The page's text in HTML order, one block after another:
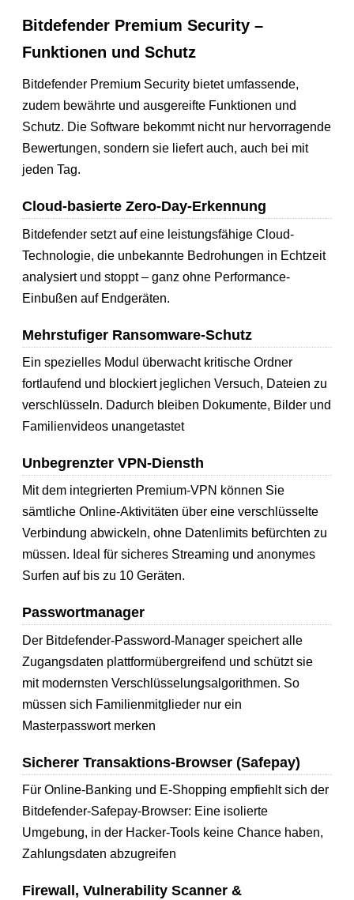
Bitdefender Premium Security –
Funktionen und Schutz
Bitdefender Premium Security bietet umfassende,
zudem bewährte und ausgereifte Funktionen und
Schutz. Die Software bekommt nicht nur hervorragende
Bewertungen, sondern sie liefert auch, auch bei mit
jeden Tag.
Cloud-basierte Zero-Day-Erkennung
Bitdefender setzt auf eine leistungsfähige Cloud-
Technologie, die unbekannte Bedrohungen in Echtzeit
analysiert und stoppt – ganz ohne Performance-
Einbußen auf Endgeräten.
Mehrstufiger Ransomware-Schutz
Ein spezielles Modul überwacht kritische Ordner
fortlaufend und blockiert jeglichen Versuch, Dateien zu
verschlüsseln. Dadurch bleiben Dokumente, Bilder und
Familienvideos unangetastet
Unbegrenzter VPN-Diensth
Mit dem integrierten Premium-VPN können Sie
sämtliche Online-Aktivitäten über eine verschlüsselte
Verbindung abwickeln, ohne Datenlimits befürchten zu
müssen. Ideal für sicheres Streaming und anonymes
Surfen auf bis zu 10 Geräten.
Passwortmanager
Der Bitdefender-Password-Manager speichert alle
Zugangsdaten plattformübergreifend und schützt sie
mit modernsten Verschlüsselungsalgorithmen. So
müssen sich Familienmitglieder nur ein
Masterpasswort merken
Sicherer Transaktions-Browser (Safepay)
Für Online-Banking und E-Shopping empfiehlt sich der
Bitdefender-Safepay-Browser: Eine isolierte
Umgebung, in der Hacker-Tools keine Chance haben,
Zahlungsdaten abzugreifen
Firewall, Vulnerability Scanner &